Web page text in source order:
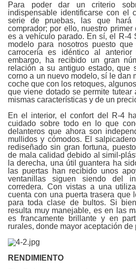
Para poder dar un criterio
indispensable identificarse con el
serie de pruebas, las que hará
comprador; por ello, nuestro
es a vehículo parado. En sí, el R-4
modelo para nosotros puesto
carrocería es idéntico al
embargo, ha recibido un gran
relación a su antiguo estado, que
corno a un nuevo modelo, sí le dan
coche que con los retoques,
que viene dotado se permite tutear
mismas características y de un
En el interior, el confort del R-4
cuidado sobre todo en lo que
delanteros que ahora son
mullidos y cómodos. El
rediseñado sin gran fortuna,
de mala calidad debido al simil-
la derecha, una útil guantera ha
las puertas han recibido unos
ventanillas siguen siendo del
corredera. Con vistas a una
cuenta con una puerta trasera que
para toda clase de bultos. Si
resulta muy manejable, es en las
es francamente brillante y en
rurales, donde mayor aceptación de
RENDIMIENTO